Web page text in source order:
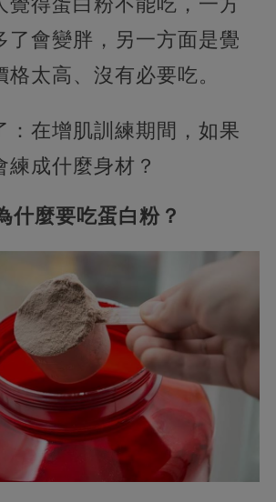
了會變胖，另一方面是覺
太高、沒有必要吃。
：在增肌訓練期間，如果
練成什麼身材？
什麼要吃蛋白粉？